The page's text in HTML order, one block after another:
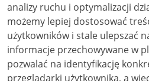
analizy ruchu i optymalizacji działania
możemy lepiej dostosować
użytkowników i stale ulepszać nasze
informacje przechowywane w
pozwalać na identyfikację
przeglądarki użytkownika, a